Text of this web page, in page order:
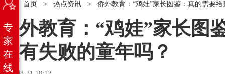
位置： 首页 > 热点资讯 > 侨外教育：“鸡娃”家长图鉴：真的需要
侨外教育：“鸡娃”家长图
没有失败的童年吗？
专
家
在
线